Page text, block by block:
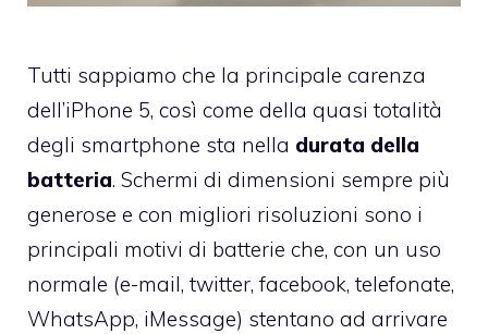
Tutti sappiamo che la principale carenza
dell’iPhone 5, così come della quasi totalità
degli smartphone sta nella durata della
batteria. Schermi di dimensioni sempre più
generose e con migliori risoluzioni sono i
principali motivi di batterie che, con un uso
normale (e-mail, twitter, facebook, telefonate,
WhatsApp, iMessage) stentano ad arrivare